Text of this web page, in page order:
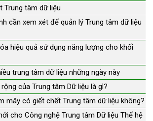
Trung tâm dữ liệu
cần xem xét để quản lý Trung tâm dữ liệu
hiệu quả sử dụng năng lượng cho khối
trung tâm dữ liệu những ngày này
của Trung tâm Dữ liệu là gì?
mây có giết chết Trung tâm dữ liệu không?
cho Công nghệ Trung tâm Dữ liệu Thế hệ